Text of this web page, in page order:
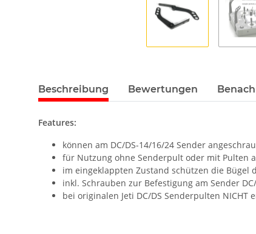
Beschreibung Bewertungen
Features:
können am DC/DS-14/16/24 Sender
für Nutzung ohne Senderpult oder mit Pulten
im eingeklappten Zustand schützen die Bügel
inkl. Schrauben zur Befestigung am Sender
bei originalen Jeti DC/DS Senderpulten NICHT